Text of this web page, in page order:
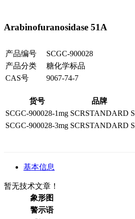
Arabinofuranosidase 51A
产品编号
SCGC-900028
产品分类
糖化学标品
CAS号
9067-74-7
货号 品牌
SCGC-900028-1mg SCRSTANDARD
SCGC-900028-3mg SCRSTANDARD
基本信息
暂无技术文章！
象形图
警示语